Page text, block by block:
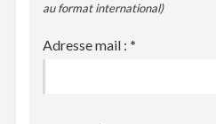
au format international)
Adresse mail : *